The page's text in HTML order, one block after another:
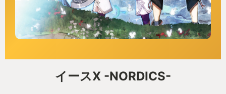
イースX -NORDICS-